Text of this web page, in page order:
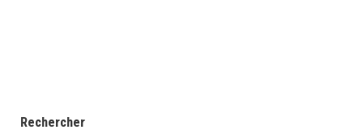
Rechercher